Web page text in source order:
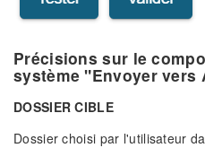
Précisions sur le
système "Envoyer vers
DOSSIER CIBLE
Dossier choisi par l'utilisateur